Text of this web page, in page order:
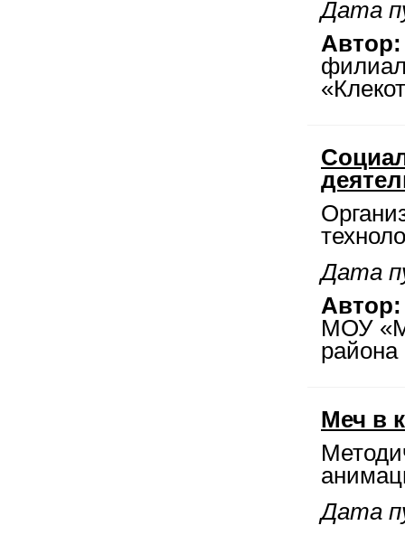
Дата
Автор:
Дата
Автор:
МОУ
района
Меч в
Дата